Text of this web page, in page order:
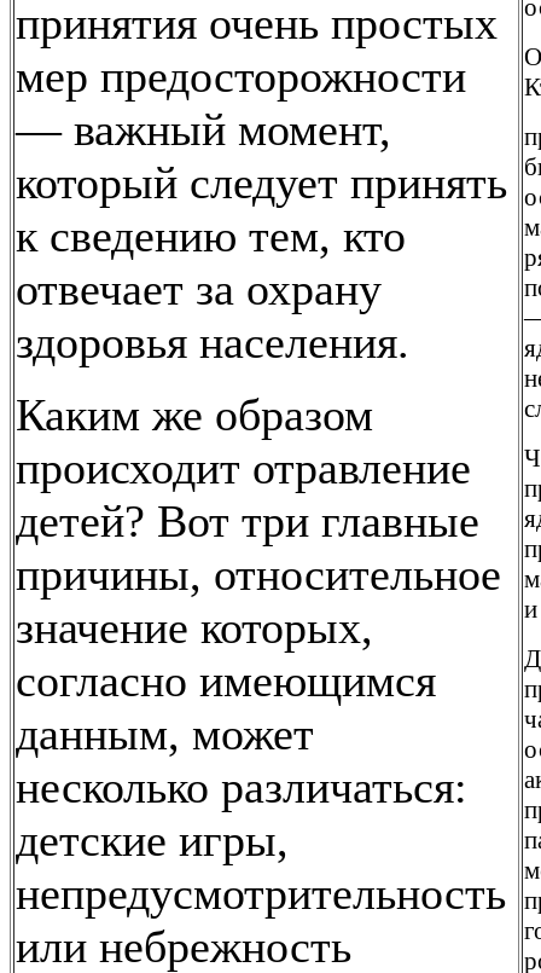
принятия очень простых
мер предосторожности
— важный момент,
который следует принять
к сведению тем, кто
отвечает за охрану
здоровья населения.
Каким же образом
происходит отравление
детей? Вот три главные
причины, относительное
значение которых,
согласно имеющимся
данным, может
несколько различаться:
детские игры,
непредусмотрительность
или небрежность
и